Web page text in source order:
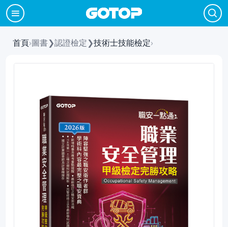
首頁›圖書❯認證檢定❯技術士技能檢定›